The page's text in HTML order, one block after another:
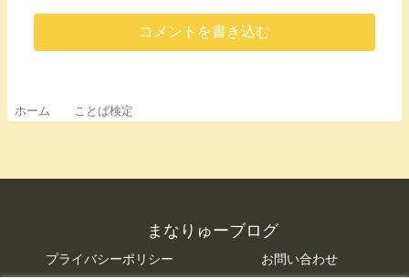
コメントを書き込む
ホーム ことば検定
まなりゅーブログ
プライバシーポリシー お問い合わせ